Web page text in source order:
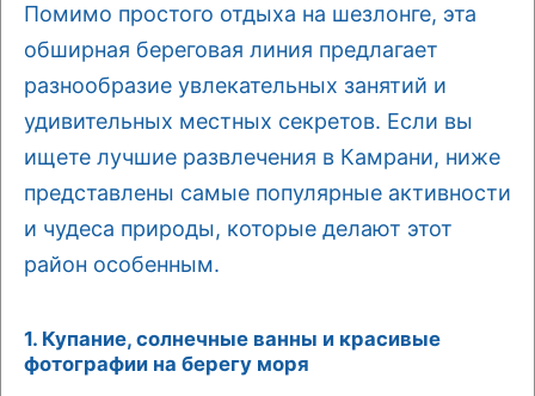
Помимо простого отдыха на шезлонге, эта
обширная береговая линия предлагает
разнообразие увлекательных занятий и
удивительных местных секретов. Если вы
ищете лучшие развлечения в Камрани, ниже
представлены самые популярные активности
и чудеса природы, которые делают этот
район особенным.
1. Купание, солнечные ванны и красивые
фотографии на берегу моря